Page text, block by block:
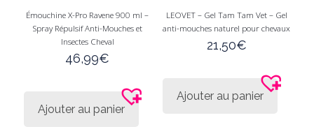
Émouchine X-Pro Ravene 900 ml –
Spray Répulsif Anti-Mouches et
Insectes Cheval
46,99€
Ajouter au panier
LEOVET – Gel Tam Tam Vet – Gel
anti-mouches naturel pour chevaux
21,50€
Ajouter au panier